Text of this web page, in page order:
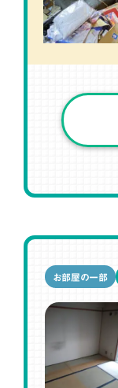
お部屋の一部